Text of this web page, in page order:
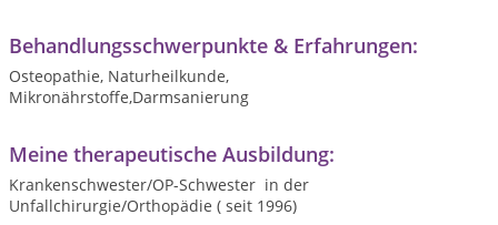
Behandlungsschwerpunkte & Erfahrungen:
Osteopathie, Naturheilkunde,
Mikronährstoffe,Darmsanierung
Meine therapeutische Ausbildung:
Krankenschwester/OP-Schwester in der
Unfallchirurgie/Orthopädie ( seit 1996)